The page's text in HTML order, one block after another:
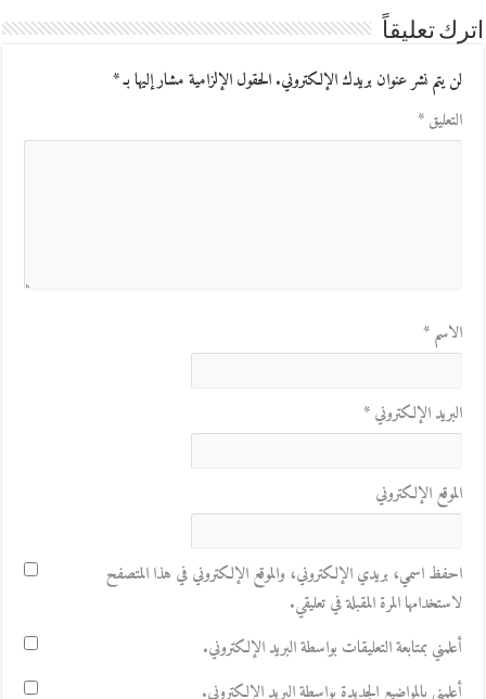
اترك تعليقاً
لن يتم نشر عنوان بريدك الإلكتروني.الحقول الإلزامية مشار إليها بـ*
التعليق*
الاسم*
البريد الإلكتروني*
الموقع الإلكتروني
احفظ اسمي، بريدي الإلكتروني، والموقع الإلكتروني في هذا المتصفح
لاستخدامها المرة المقبلة في تعليقي.
أعلمني بمتابعة التعليقات بواسطة البريد الإلكتروني.
أعلمني بالمواضيع الجديدة بواسطة البريد الإلكتروني.